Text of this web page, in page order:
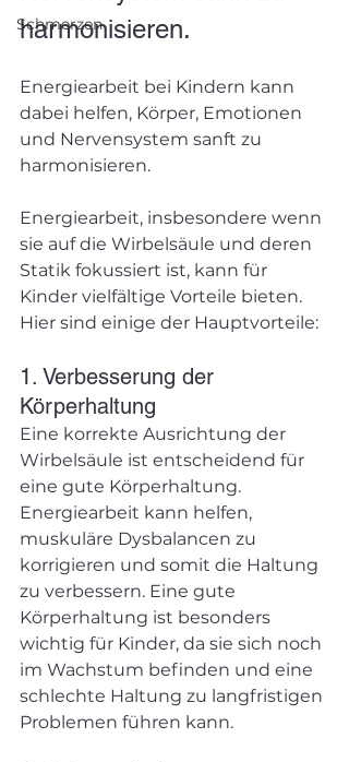
Schmerzen
harmonisieren.
Energiearbeit bei Kindern kann
dabei helfen, Körper, Emotionen
und Nervensystem sanft zu
harmonisieren.
Energiearbeit, insbesondere wenn
sie auf die Wirbelsäule und deren
Statik fokussiert ist, kann für
Kinder vielfältige Vorteile bieten.
Hier sind einige der Hauptvorteile:
1. Verbesserung der
Körperhaltung
Eine korrekte Ausrichtung der
Wirbelsäule ist entscheidend für
eine gute Körperhaltung.
Energiearbeit kann helfen,
muskuläre Dysbalancen zu
korrigieren und somit die Haltung
zu verbessern. Eine gute
Körperhaltung ist besonders
wichtig für Kinder, da sie sich noch
im Wachstum befinden und eine
schlechte Haltung zu langfristigen
Problemen führen kann.